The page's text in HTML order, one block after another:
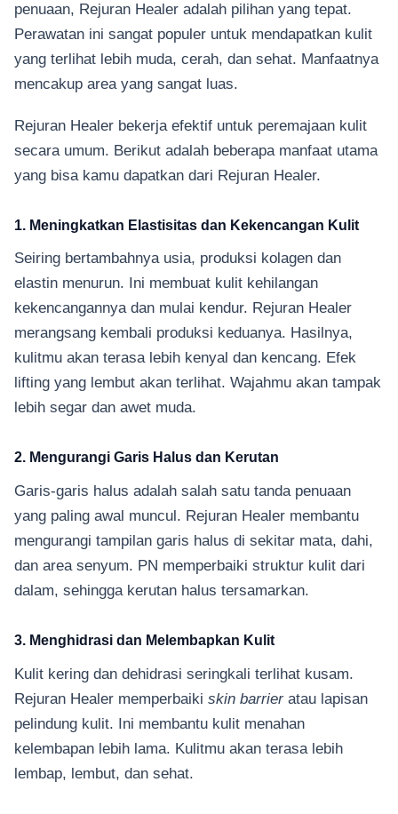
penuaan, Rejuran Healer adalah pilihan yang tepat.
Perawatan ini sangat populer untuk mendapatkan kulit
yang terlihat lebih muda, cerah, dan sehat. Manfaatnya
mencakup area yang sangat luas.
Rejuran Healer bekerja efektif untuk peremajaan kulit
secara umum. Berikut adalah beberapa manfaat utama
yang bisa kamu dapatkan dari Rejuran Healer.
1. Meningkatkan Elastisitas dan Kekencangan Kulit
Seiring bertambahnya usia, produksi kolagen dan
elastin menurun. Ini membuat kulit kehilangan
kekencangannya dan mulai kendur. Rejuran Healer
merangsang kembali produksi keduanya. Hasilnya,
kulitmu akan terasa lebih kenyal dan kencang. Efek
lifting yang lembut akan terlihat. Wajahmu akan tampak
lebih segar dan awet muda.
2. Mengurangi Garis Halus dan Kerutan
Garis-garis halus adalah salah satu tanda penuaan
yang paling awal muncul. Rejuran Healer membantu
mengurangi tampilan garis halus di sekitar mata, dahi,
dan area senyum. PN memperbaiki struktur kulit dari
dalam, sehingga kerutan halus tersamarkan.
3. Menghidrasi dan Melembapkan Kulit
Kulit kering dan dehidrasi seringkali terlihat kusam.
Rejuran Healer memperbaiki skin barrieratau lapisan
pelindung kulit. Ini membantu kulit menahan
kelembapan lebih lama. Kulitmu akan terasa lebih
lembap, lembut, dan sehat.